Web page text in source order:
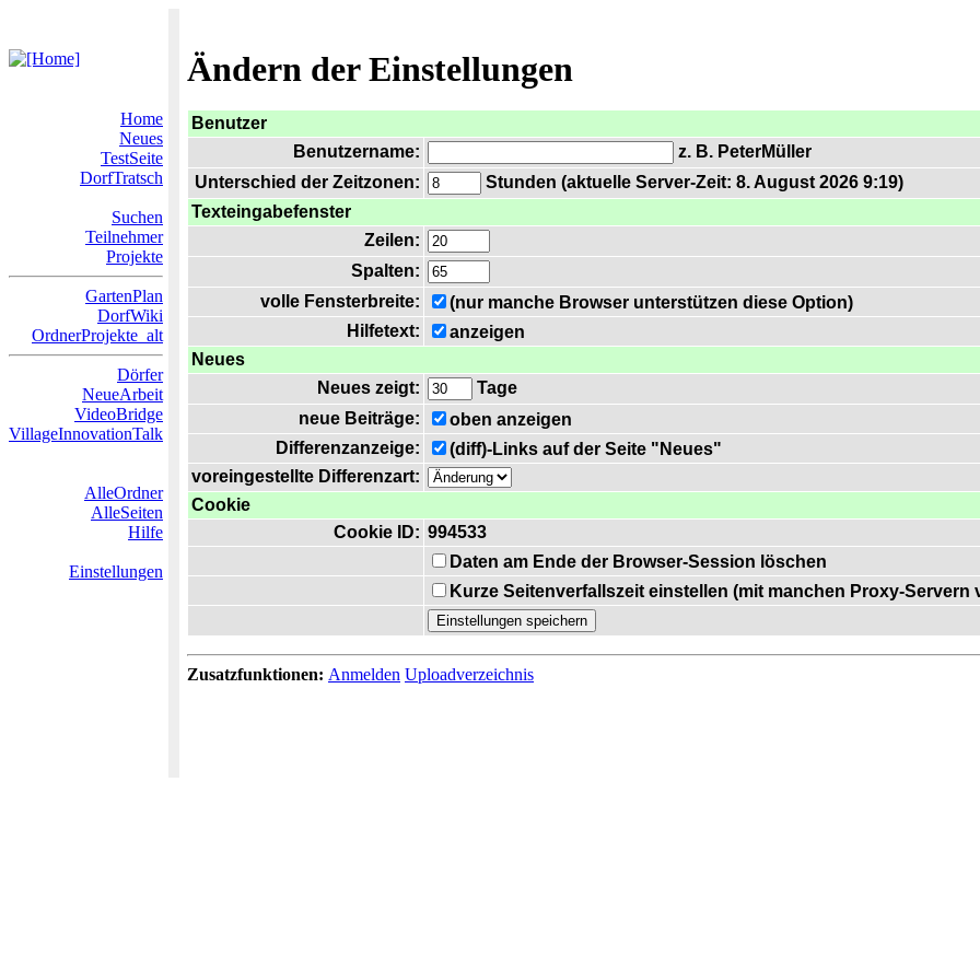
Ändern der Einstellungen
Home
Neues
TestSeite
DorfTratsch
Suchen
Teilnehmer
Projekte
GartenPlan
DorfWiki
OrdnerProjekte_alt
Dörfer
NeueArbeit
VideoBridge
VillageInnovationTalk
AlleOrdner
AlleSeiten
Hilfe
Einstellungen
Benutzer
Benutzername:
z. B. PeterMüller
Unterschied der Zeitzonen:
Stunden (aktuelle Server-Zeit: 8. August 2026 9:19)
Texteingabefenster
Zeilen:
Spalten:
volle Fensterbreite:
(nur manche Browser unterstützen diese Option)
Hilfetext:
anzeigen
Neues
Neues zeigt:
Tage
neue Beiträge:
oben anzeigen
Differenzanzeige:
(diff)-Links auf der Seite "Neues"
voreingestellte Differenzart:
Cookie
Cookie ID: 994533
Daten am Ende der Browser-Session löschen
Kurze Seitenverfallszeit einstellen (mit manchen Proxy-Servern
Zusatzfunktionen: Anmelden Uploadverzeichnis